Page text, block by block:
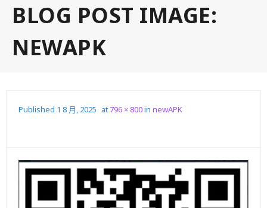
BLOG POST IMAGE:
NEWAPK
Published 1 8 月, 2025 at 796 × 800in newAPK